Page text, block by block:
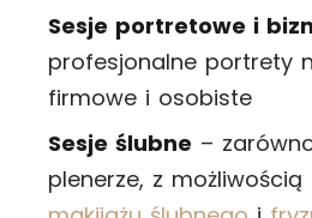
Sesje portretowe i
profesjonalne portrety
firmowe i osobiste
Sesje ślubne –
plenerze, z